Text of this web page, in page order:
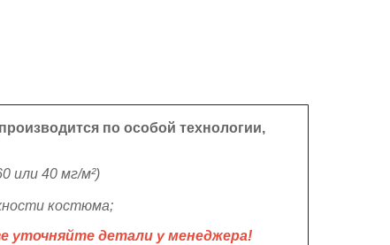
по особой технологии,
или 40 мг/м²)
костюма;
уточняйте детали у менеджера!